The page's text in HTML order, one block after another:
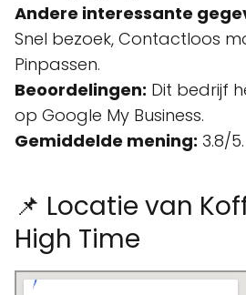
Andere interessante
Snel bezoek, Contactloos
Pinpassen.
Beoordelingen: Dit bedrijf
op Google My Business.
Gemiddelde mening: 3.8/5.
📌 Locatie van
High Time